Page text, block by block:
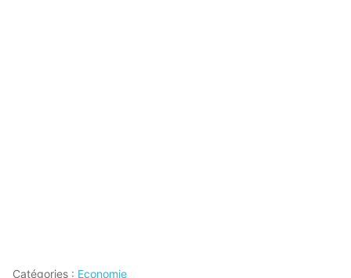
Catégories : Economie